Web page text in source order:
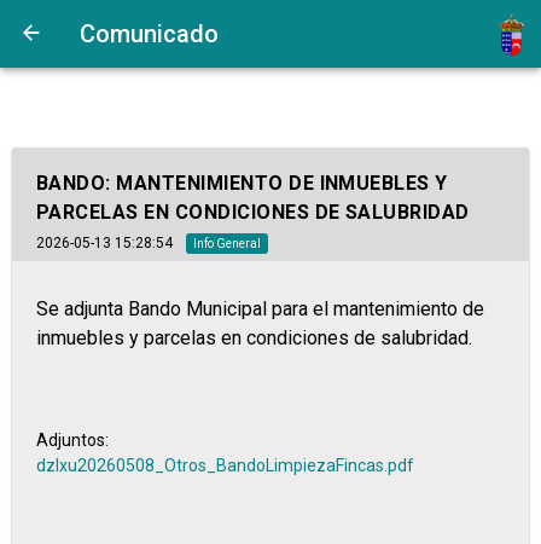
Comunicado
BANDO: MANTENIMIENTO DE INMUEBLES Y
PARCELAS EN CONDICIONES DE SALUBRIDAD
2026-05-13 15:28:54 Info General
Se adjunta Bando Municipal para el mantenimiento de
inmuebles y parcelas en condiciones de salubridad.
Adjuntos:
dzlxu20260508_Otros_BandoLimpiezaFincas.pdf